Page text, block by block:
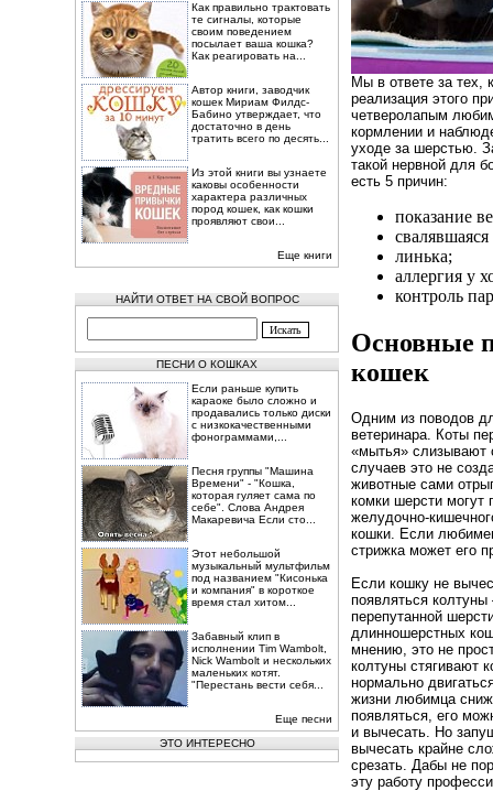
Как правильно трактовать
те сигналы, которые
своим поведением
посылает ваша кошка?
Как реагировать на...
Автор книги, заводчик
кошек Мириам Филдс-
Бабино утверждает, что
достаточно в день
тратить всего по десять...
Из этой книги вы узнаете
каковы особенности
характера различных
пород кошек, как кошки
проявляют свои...
Еще книги
НАЙТИ ОТВЕТ НА СВОЙ ВОПРОС
ПЕСНИ О КОШКАХ
Если раньше купить
караоке было сложно и
продавались только диски
с низкокачественными
фонограммами,...
Песня группы "Машина
Времени" - "Кошка,
которая гуляет сама по
себе". Слова Андрея
Макаревича Если сто...
Этот небольшой
музыкальный мультфильм
под названием "Кисонька
и компания" в короткое
время стал хитом...
Забавный клип в
исполнении Tim Wambolt,
Nick Wambolt и нескольких
маленьких котят.
"Перестань вести себя...
Еще песни
ЭТО ИНТЕРЕСНО
Мы в ответе за тех,
реализация этого
четверолапым
кормлении и
уходе за шерстью.
такой нервной для
есть 5 причин:
показание
линька;
аллергия у
контроль
Основные
кошек
Одним из поводов
ветеринара. Коты
«мытья» слизывают
случаев это не
животные сами
комки шерсти могут
желудочно-
кошки. Если
стрижка может его
Если кошку не
появляться
перепутанной
длинношерстных
мнению, это не
колтуны стягивают
нормально
жизни любимца
появляться, его
и вычесать. Но
вычесать крайне
срезать. Дабы не
эту работу